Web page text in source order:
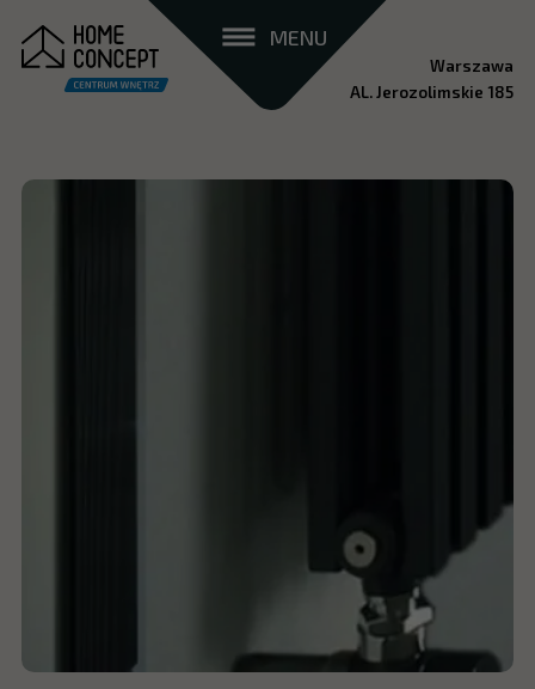
MENU
Warszawa
AL. Jerozolimskie 185